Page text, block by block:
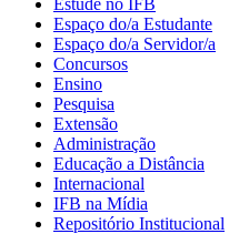
Espaço do/a Estudante
Espaço do/a Servidor/a
Concursos
Ensino
Pesquisa
Extensão
Administração
Educação a Distância
Internacional
IFB na Mídia
Repositório Institucional